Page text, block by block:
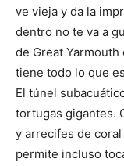
ve vieja y da la
dentro no te va a
de Great
tiene todo lo que
El túnel
tortugas gigantes.
y arrecifes de
permite incluso